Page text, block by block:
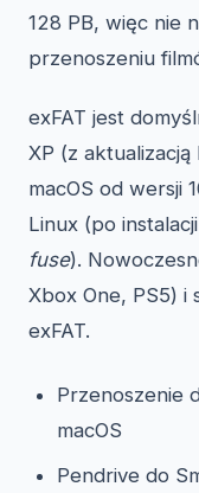
128 PB, więc nie
przenoszeniu
exFAT jest
XP (z
macOS od wersji
Linux (po
fuse).
Xbox One, PS5) i
exFAT.
Przenoszenie
macOS
Pendrive do